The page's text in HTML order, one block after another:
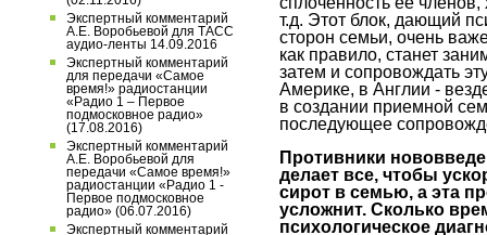
т.д. Этот блок, дающий
сторон семьи, очень
как правило, станет
затем и сопровождать
Америке, в Англии -
в создании приемной
последующее
Противники
делает все, чтобы
сирот в семью, а эта
усложнит. Сколько
психологическое
Экспертный комментарий
А.Е. Воробьевой для ТАСС
аудио-ленты 14.09.2016
Экспертный комментарий
для передачи «Самое
время!» радиостанции
«Радио 1 – Первое
подмосковное радио»
(17.08.2016)
Экспертный комментарий
А.Е. Воробьевой для
передачи «Самое время!»
радиостанции «Радио 1 -
Первое подмосковное
радио» (06.07.2016)
Экспертный комментарий